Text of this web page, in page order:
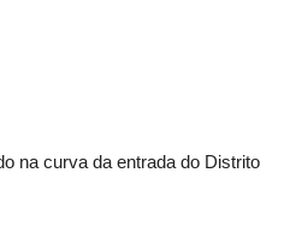
na curva da entrada do Distrito